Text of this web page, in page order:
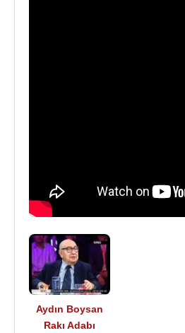
Aydın Boysan
Rakı Adabı